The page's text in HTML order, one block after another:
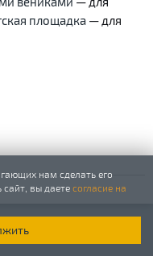
площадка — для
нам сделать его
вы даете согласие на